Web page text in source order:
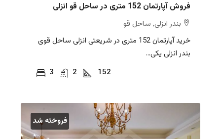
فروش آپارتمان 152 متری در ساحل قو انزلی
بندر انزلی, ساحل قو
خرید آپارتمان 152 متری در شریعتی انزلی ساحل قوی
بندر انزلی یکی...
3
2 152
فروخته شد